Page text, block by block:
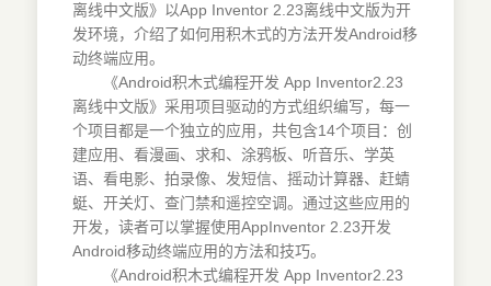
离线中文版》以App Inventor 2.23离线中文版为开
发环境，介绍了如何用积木式的方法开发Android移
动终端应用。
《Android积木式编程开发 App Inventor2.23
离线中文版》采用项目驱动的方式组织编写，每一
个项目都是一个独立的应用，共包含14个项目：创
建应用、看漫画、求和、涂鸦板、听音乐、学英
语、看电影、拍录像、发短信、摇动计算器、赶蜻
蜓、开关灯、查门禁和遥控空调。通过这些应用的
开发，读者可以掌握使用AppInventor 2.23开发
Android移动终端应用的方法和技巧。
《Android积木式编程开发 App Inventor2.23